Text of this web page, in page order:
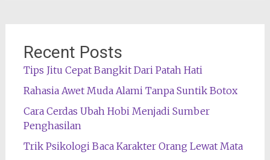
Recent Posts
Tips Jitu Cepat Bangkit Dari Patah Hati
Rahasia Awet Muda Alami Tanpa Suntik Botox
Cara Cerdas Ubah Hobi Menjadi Sumber
Penghasilan
Trik Psikologi Baca Karakter Orang Lewat Mata